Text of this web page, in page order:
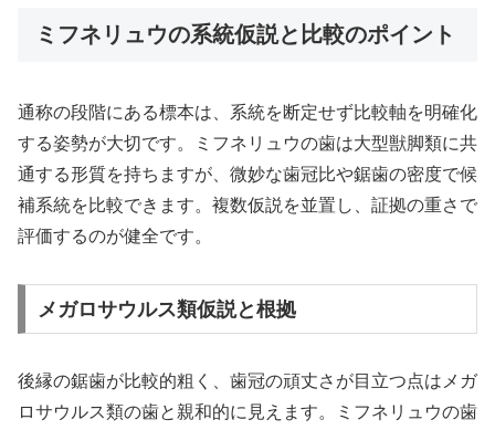
ミフネリュウの系統仮説と比較のポイント
通称の段階にある標本は、系統を断定せず比較軸を明確化
する姿勢が大切です。ミフネリュウの歯は大型獣脚類に共
通する形質を持ちますが、微妙な歯冠比や鋸歯の密度で候
補系統を比較できます。複数仮説を並置し、証拠の重さで
評価するのが健全です。
メガロサウルス類仮説と根拠
後縁の鋸歯が比較的粗く、歯冠の頑丈さが目立つ点はメガ
ロサウルス類の歯と親和的に見えます。ミフネリュウの歯